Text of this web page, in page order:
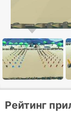
Рейтинг